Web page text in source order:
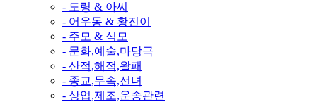
- 도령 & 아씨
- 어우동 & 황진이
- 주모 & 식모
- 문화,예술,마당극
- 산적,해적,왈패
- 종교,무속,선녀
- 상업,제조,운송관련